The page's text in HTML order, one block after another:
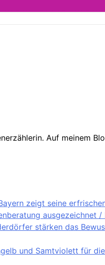
Auf meinem
zeigt seine
ausgezeichnet
stärken das
und Samtviolett für